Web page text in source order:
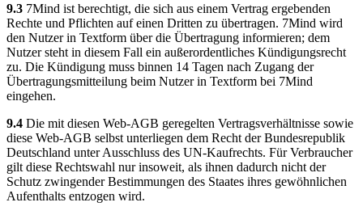
9.3 7Mind ist berechtigt, die sich aus einem Vertrag ergebenden
Rechte und Pflichten auf einen Dritten zu übertragen. 7Mind wird
den Nutzer in Textform über die Übertragung informieren; dem
Nutzer steht in diesem Fall ein außerordentliches Kündigungsrecht
zu. Die Kündigung muss binnen 14 Tagen nach Zugang der
Übertragungsmitteilung beim Nutzer in Textform bei 7Mind
eingehen.
9.4 Die mit diesen Web-AGB geregelten Vertragsverhältnisse sowie
diese Web-AGB selbst unterliegen dem Recht der Bundesrepublik
Deutschland unter Ausschluss des UN-Kaufrechts. Für Verbraucher
gilt diese Rechtswahl nur insoweit, als ihnen dadurch nicht der
Schutz zwingender Bestimmungen des Staates ihres gewöhnlichen
Aufenthalts entzogen wird.